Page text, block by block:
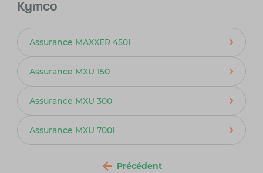
Kymco
Assurance MAXXER 450I
Assurance MXU 150
Assurance MXU 300
Assurance MXU 700I
Précédent